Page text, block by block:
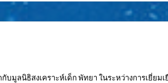
บมูลนิธิสงเคราะห์เด็ก พัทยา ในระหว่างการเยี่ยม